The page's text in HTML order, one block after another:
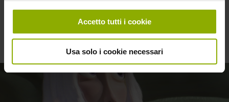
Accetto tutti i cookie
Usa solo i cookie necessari